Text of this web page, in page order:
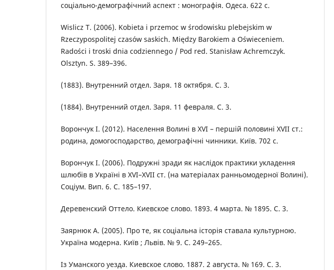
соціально-демографічний аспект : монографія. Одеса. 622 с.
Wislicz T. (2006). Kobieta i przemoc w środowisku plebejskim w
Rzeczypospolitej czasów saskich. Między Barokiem a Oświeceniem.
Radości i troski dnia codziennego / Pod red. Stanisław Achremczyk.
Olsztyn. S. 389–396.
(1883). Внутренний отдел. Заря. 18 октября. С. 3.
(1884). Внутренний отдел. Заря. 11 февраля. С. 3.
Ворончук І. (2012). Населення Волині в XVI – першій половині XVII ст.:
родина, домогосподарство, демографічні чинники. Київ. 702 с.
Ворончук І. (2006). Подружні зради як наслідок практики укладення
шлюбів в Україні в XVI–XVIІ ст. (на матеріалах ранньомодерної Волині).
Соціум. Вип. 6. С. 185–197.
Деревенский Оттело. Киевское слово. 1893. 4 марта. № 1895. С. 3.
Заярнюк А. (2005). Про те, як соціальна історія ставала культурною.
Україна модерна. Київ ; Львів. № 9. С. 249–265.
Із Уманского уезда. Киевское слово. 1887. 2 августа. № 169. С. 3.